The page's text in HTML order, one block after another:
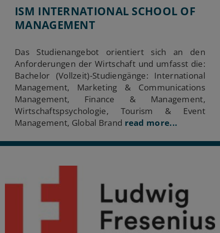
ISM INTERNATIONAL SCHOOL OF
MANAGEMENT
Das Studienangebot orientiert sich an den
Anforderungen der Wirtschaft und umfasst die:
Bachelor (Vollzeit)-Studiengänge: International
Management, Marketing & Communications
Management, Finance & Management,
Wirtschaftspsychologie, Tourism & Event
Management, Global Brand read more...